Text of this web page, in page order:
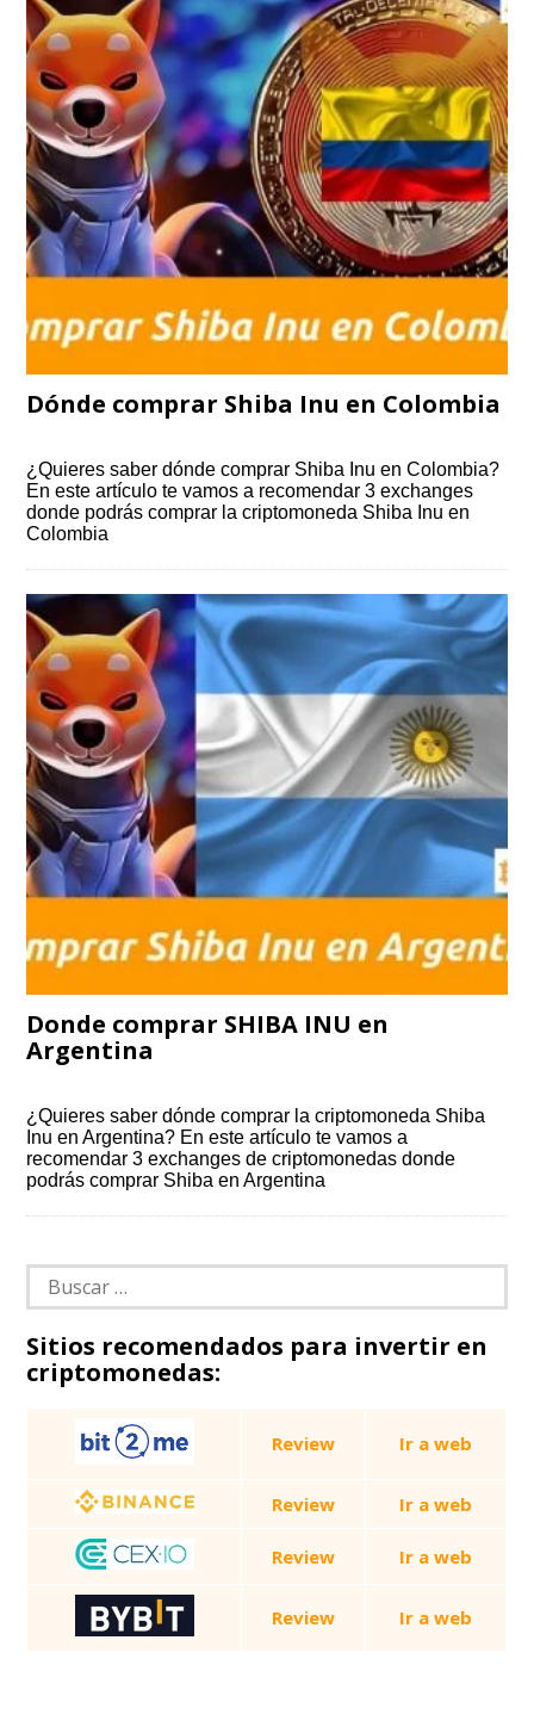
Dónde comprar Shiba Inu en Colombia
¿Quieres saber dónde comprar Shiba Inu en Colombia?
En este artículo te vamos a recomendar 3 exchanges
donde podrás comprar la criptomoneda Shiba Inu en
Colombia
Donde comprar SHIBA INU en
Argentina
¿Quieres saber dónde comprar la criptomoneda Shiba
Inu en Argentina? En este artículo te vamos a
recomendar 3 exchanges de criptomonedas donde
podrás comprar Shiba en Argentina
Buscar:
Sitios recomendados para invertir en
criptomonedas:
Review Ir a web
Review Ir a web
Review Ir a web
Review Ir a web